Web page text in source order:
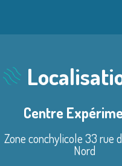
Centre
Zone conchylicole 33 rue
Nord